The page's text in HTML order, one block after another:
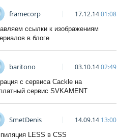
framecorp 17.12.1401:08
ссылки к изображениям
в блоге
baritono 03.10.1402:49
с сервиса Cackle на
сервис SVKAMENT
SmetDenis 14.09.14 13:00
LESS в CSS